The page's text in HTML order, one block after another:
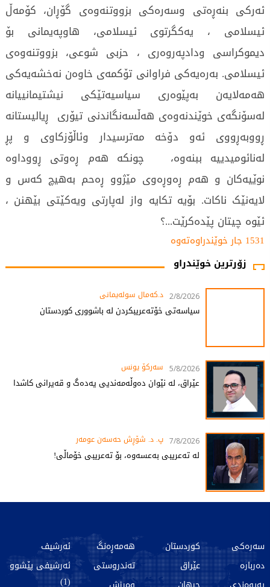
ئەرکی بنەڕەتی وسەرەکی بزووتنەوەی گۆڕان، کۆمەڵ
ئیسلامی ، یەکگرتوی ئیسلامی، هاوپەیمانی بۆ
دیموکراسی ودادپەروەری ، حزبی شوعی، بزووتنەوەی
ئیسلامی. بەرەیەکی فراوانی تۆکمەی خاوەن نەخشەیەکی
هەمەلایەن بەپێوەری سیاسیەتێکی نیشتیمانییانە
لەسۆنگەی خوێندنەوەی هەڵسەنگاندنی تیۆری ڕیالیستانە
ڕووبەڕووی ئەو دۆخە مەترسیدار وئاڵۆزکاوی و پڕ
لەنائومیدییە ببنەوە، چونکە هەم ڕەوتی ڕووداوە
نوێیەکان و هەم ڕەوڕەوی مێژوو ڕەحم بەهیچ کەس و
لایەنێک ناکات. بۆیە تکایە واز لەپارتی ویەکێتی بێهنن ،
ئێوە چیتان پێدەکرێت...؟
1531 جار خوێندراوەتەوە
زۆرترین خوێندراو
2/8/2026 د.کەمال سولەیمانی
سیاسەتی خۆتەعریبکردن لە باشووری کوردستان
5/8/2026 سەرکۆ یونس
عێراق، لە نێوان دەوڵەمەندیی یەدەگ و قەیرانی کاشدا
7/8/2026 پ. د. شۆڕش حەسەن عومەر
لە تەعریبی بەعسەوە، بۆ تەعریبی خۆماڵی!
سەرەکی
دەربارە
کوردستان
عێراق
هەمەڕەنگ
تەندروستی
ئەرشیف
ئەرشیفی پێشوو
(1)